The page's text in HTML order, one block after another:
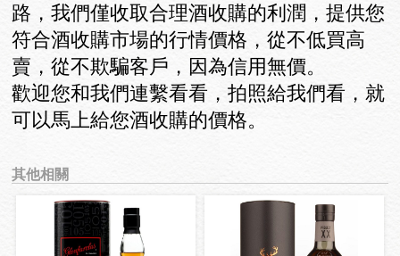
路，我們僅收取合理酒收購的利潤，提供您
符合酒收購市場的行情價格，從不低買高
賣，從不欺騙客戶，因為信用無價。
歡迎您和我們連繫看看，拍照給我們看，就
可以馬上給您酒收購的價格。
其他相關